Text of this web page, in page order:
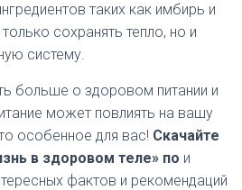
таких как имбирь и
сохранять тепло, но и
систему.
больше о здоровом питании и
может повлиять на вашу
особенное для вас! Скачайте
в здоровом теле» по и
фактов и рекомендаций